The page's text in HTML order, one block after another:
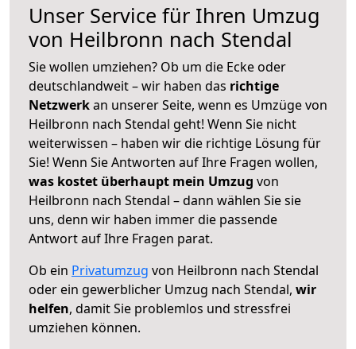
Unser Service für Ihren Umzug
von Heilbronn nach Stendal
Sie wollen umziehen? Ob um die Ecke oder
deutschlandweit – wir haben das richtige
Netzwerkan unserer Seite, wenn es Umzüge von
Heilbronn nach Stendal geht! Wenn Sie nicht
weiterwissen – haben wir die richtige Lösung für
Sie! Wenn Sie Antworten auf Ihre Fragen wollen,
was kostet überhaupt mein Umzug von
Heilbronn nach Stendal – dann wählen Sie sie
uns, denn wir haben immer die passende
Antwort auf Ihre Fragen parat.
Ob ein Privatumzug von Heilbronn nach Stendal
oder ein gewerblicher Umzug nach Stendal, wir
helfen, damit Sie problemlos und stressfrei
umziehen können.